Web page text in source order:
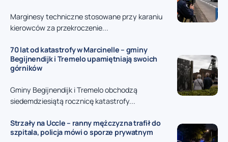
Marginesy techniczne stosowane przy karaniu
kierowców za przekroczenie...
70 lat od katastrofy w Marcinelle – gminy
Begijnendijk i Tremelo upamiętniają swoich
górników
Gminy Begijnendijk i Tremelo obchodzą
siedemdziesiątą rocznicę katastrofy...
Strzały na Uccle – ranny mężczyzna trafił do
szpitala, policja mówi o sporze prywatnym